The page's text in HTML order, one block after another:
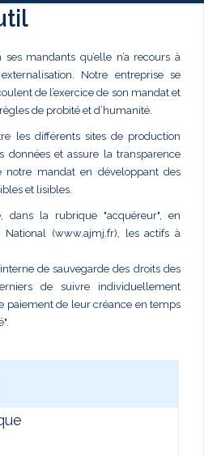
ses mandants qu’elle n’a recours à
Notre entreprise se
de l’exercice de son mandat et
de probité et d’humanité.
les différents sites de production
données et assure la transparence
notre mandat en développant des
et lisibles.
dans la rubrique "acquéreur", en
National (www.ajmj.fr), les actifs à
de sauvegarde des droits des
de suivre individuellement
paiement de leur créance en temps